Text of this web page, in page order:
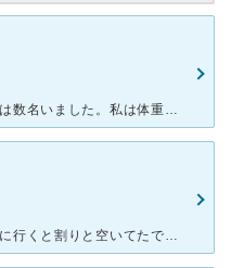
こちらの病院で出産しました。先生は数名いました。私は体重管理に厳しい先生を指名して検診を受けていました。その先生以外は厳しく言われなかったような？みなさん、先生は優しいです。助産師さんもとても優しくて
予約制ですが多少待ちます。お昼前に行くと割りと空いてたです。待ち時間が長いと、必ずではないですが、お茶やお菓子を配ってくれて心遣いが嬉しかったです。 先生も選べるので、自分に合った先生に見てもらえま